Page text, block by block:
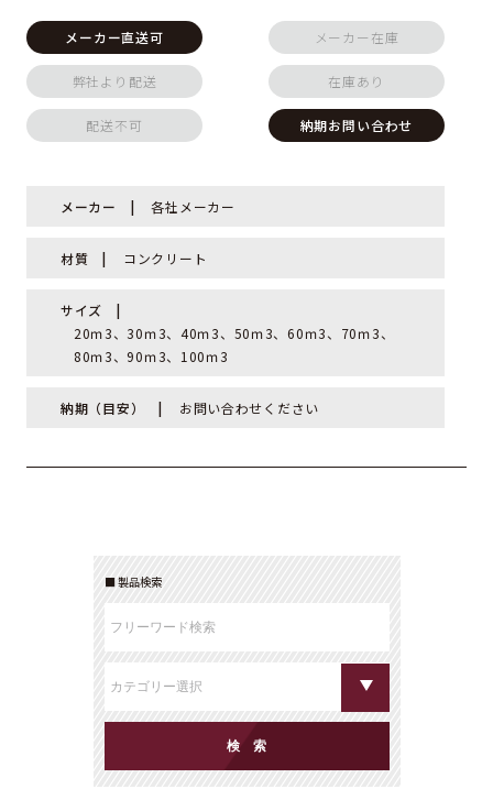
メーカー直送可 メーカー在庫
弊社より配送 在庫あり
配送不可 納期お問い合わせ
メーカー 各社メーカー
材質 コンクリート
サイズ
20ｍ3、30ｍ3、40ｍ3、50ｍ3、60ｍ3、70ｍ3、
80ｍ3、90ｍ3、100ｍ3
納期（目安） お問い合わせください
製品検索